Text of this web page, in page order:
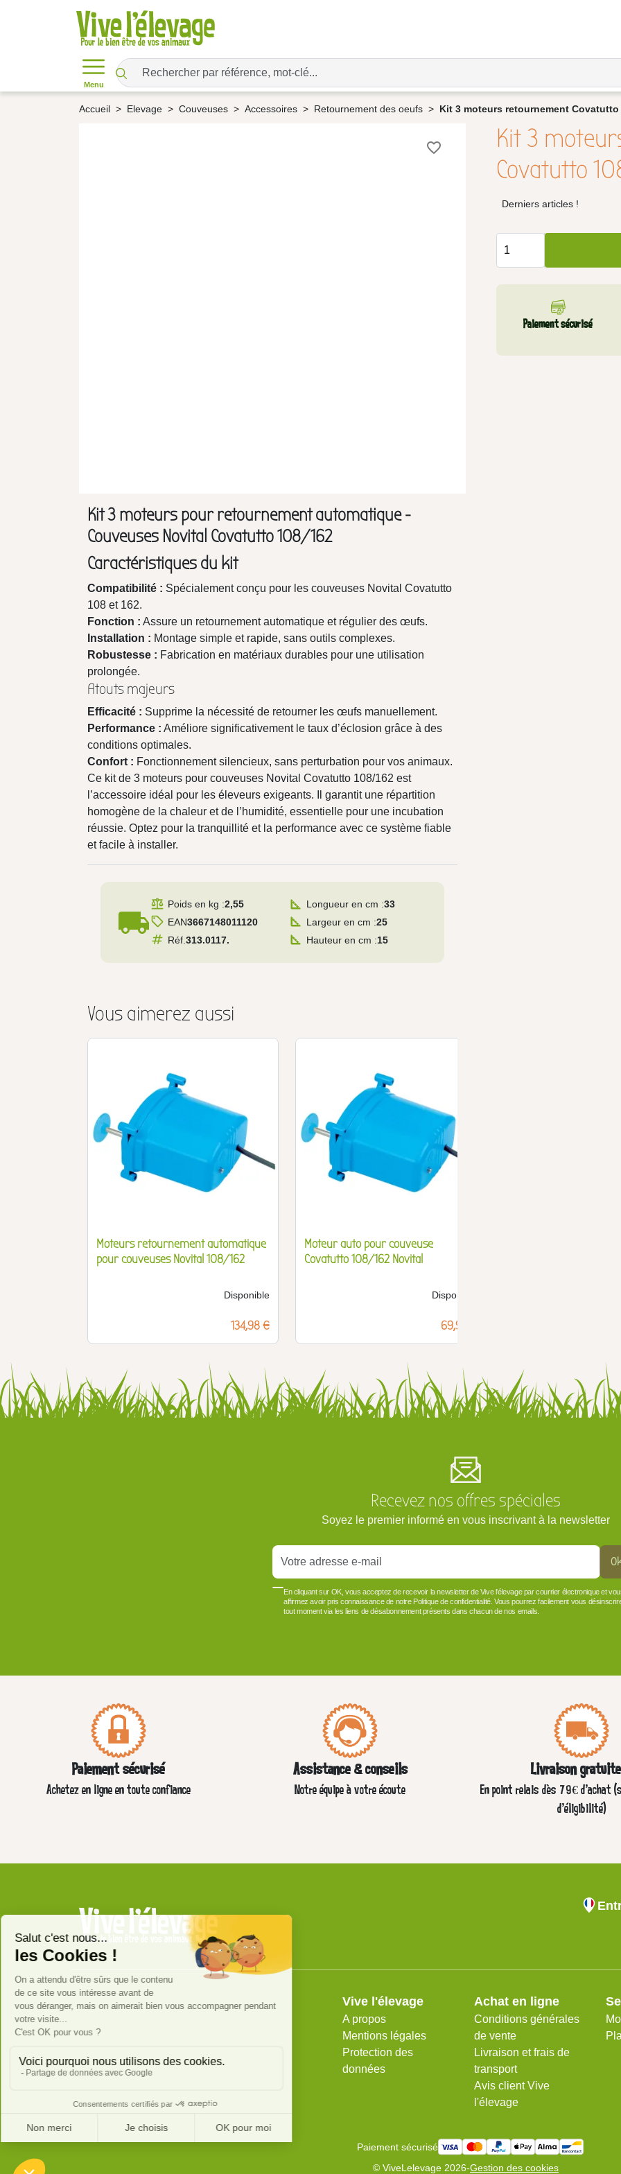
Menu
Accueil Elevage Couveuses Accessoires Retournement des oeufs Kit 3 moteurs retournement Covatutto
favorite_border
Kit 3
Covatutto
Derniers articles !
Paiement sécurisé
Kit 3 moteurs pour retournement automatique -
Couveuses Novital Covatutto 108/162
Caractéristiques du kit
Compatibilité : Spécialement conçu pour les couveuses Novital Covatutto
108 et 162.
Fonction : Assure un retournement automatique et régulier des œufs.
Installation : Montage simple et rapide, sans outils complexes.
Robustesse : Fabrication en matériaux durables pour une utilisation
prolongée.
Atouts majeurs
Efficacité : Supprime la nécessité de retourner les œufs manuellement.
Performance : Améliore significativement le taux d’éclosion grâce à des
conditions optimales.
Confort : Fonctionnement silencieux, sans perturbation pour vos animaux.
Ce kit de 3 moteurs pour couveuses Novital Covatutto 108/162 est
l’accessoire idéal pour les éleveurs exigeants. Il garantit une répartition
homogène de la chaleur et de l’humidité, essentielle pour une incubation
réussie. Optez pour la tranquillité et la performance avec ce système fiable
et facile à installer.
local_shipping
Poids en kg :2,55
EAN3667148011120
Réf. 313.0117.
Longueur en cm :33
Largeur en cm :25
Hauteur en cm :15
Vous aimerez aussi
Moteurs retournement automatique
pour couveuses Novital 108/162
Disponible
Prix
134,98 €
Moteur auto pour couveuse
Covatutto 108/162 Novital
Disponible
Prix
69,99 €
Recevez nos offres spéciales
Soyez le premier informé en vous inscrivant à la newsletter
Ok
En cliquant sur OK, vous acceptez de recevoir la newsletter de Vive l'élevage par courrier électronique et
affirmez avoir pris connaissance de notre Politique de confidentialité. Vous pourrez facilement vous
tout moment via les liens de désabonnement présents dans chacun de nos emails.
Paiement sécurisé
Achetez en ligne en toute confiance
Assistance & conseils
Notre équipe à votre écoute
Livraison
En point relais dès 79€ d’achat
d'éligibilité)
Vive l'élevage
A propos
Mentions légales
Protection des
données
Achat en ligne
Conditions générales
de vente
Livraison et frais de
transport
Avis client Vive
l'élevage
Paiement sécurisé
© ViveLelevage 2026-Gestion des cookies